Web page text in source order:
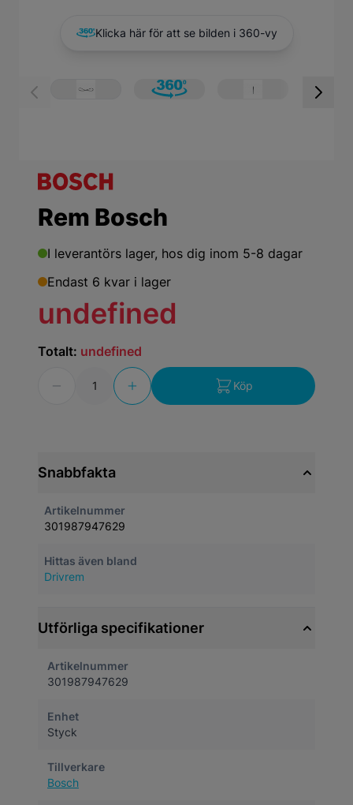
Klicka här för att se bilden i 360-vy
View larger image
View larger image
View larger
Rem Bosch
I leverantörs lager, hos dig inom 5-8 dagar
Endast 6 kvar i lager
Totalt: undefined
Köp
undefined
Snabbfakta
Artikelnummer
301987947629
Hittas även bland
Drivrem
Utförliga specifikationer
Artikelnummer
301987947629
Enhet
Styck
Tillverkare
Bosch